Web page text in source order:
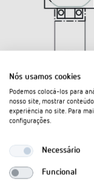
Nós usamos cookies
Podemos colocá-los para
nosso site, mostrar
experiência no site. Para
configurações.
Necessário
Funcional